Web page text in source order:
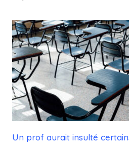
Un prof aurait insulté